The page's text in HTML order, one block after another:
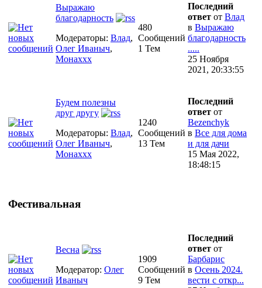
Выражаю
благодарность
Модераторы: Влад,
Олег Иваныч,
Монаххх
480
Сообщений
1 Тем
Последний
ответ от Влад
в Выражаю
благодарность
.....
25 Ноября
2021, 20:33:55
Будем полезны
друг другу
Модераторы: Влад,
Олег Иваныч,
Монаххх
1240
Сообщений
13 Тем
Последний
ответ от
Bezenchyk
в Все для дома
и для дачи
15 Мая 2022,
18:48:15
Фестивальная
Весна
Модератор: Олег
Иваныч
1909
Сообщений
9 Тем
Последний
ответ от
Барбарис
в Осень 2024.
вести с откр...